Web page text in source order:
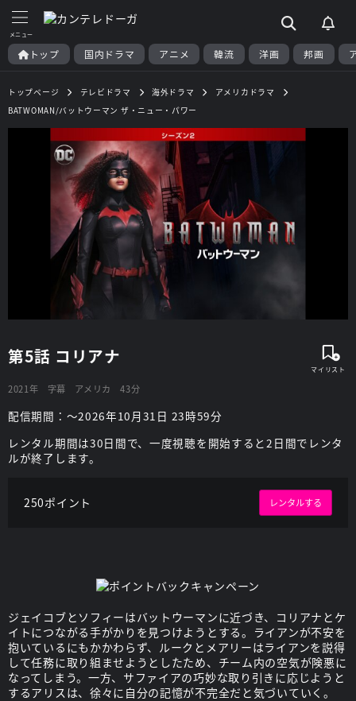
トップ 国内ドラマ アニメ 韓流 洋画 邦画
トップページ テレビドラマ 海外ドラマ
アメリカドラマ
BATWOMAN/バットウーマン ザ・ニュー・パワー
第5話 コリアナ
2021年 字幕 アメリカ 43分
配信期間：～2026年10月31日 23時59分
レンタル期間は30日間で、一度視聴を開始すると2日間でレンタ
ルが終了します。
250ポイント レンタルする
ジェイコブとソフィーはバットウーマンに近づき、コリアナとケ
イトにつながる手がかりを見つけようとする。ライアンが不安を
抱いているにもかかわらず、ルークとメアリーはライアンを説得
して任務に取り組ませようとしたため、チーム内の空気が険悪に
なってしまう。一方、サファイアの巧妙な取り引きに応じようと
するアリスは、徐々に自分の記憶が不完全だと気づいていく。